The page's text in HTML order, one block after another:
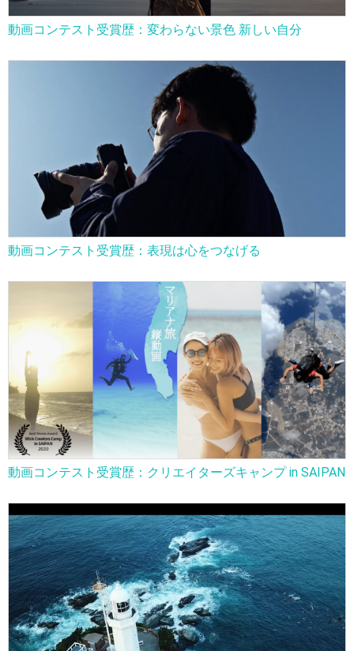
動画コンテスト受賞歴：変わらない景色 新しい自分
動画コンテスト受賞歴：表現は心をつなげる
動画コンテスト受賞歴：クリエイターズキャンプ in SAIPAN